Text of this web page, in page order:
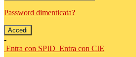
Password dimenticata?
-
Entra con SPID Entra con CIE